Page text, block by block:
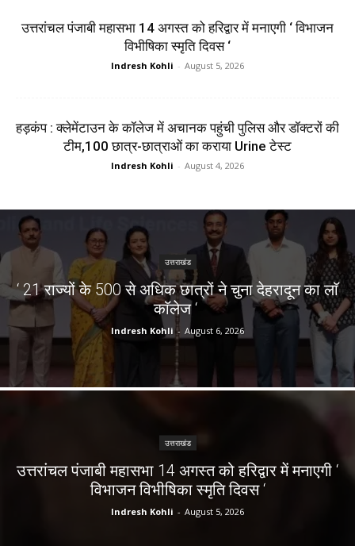
उत्तरांचल पंजाबी महासभा 14 अगस्त को हरिद्वार में मनाएगी ‘ विभाजन
विभीषिका स्मृति दिवस ‘
Indresh Kohli - August 5, 2026
हड़कंप : क्लेमेंटाउन के कॉलेज में अचानक पहुंची पुलिस और डॉक्टरों की
टीम,100 छात्र-छात्राओं का कराया Urine टेस्ट
Indresh Kohli - August 4, 2026
उत्तराखंड
‘ 21 राज्यों के 500 से अधिक छात्रों ने चुना देहरादून का लाॅ
काॅलेज ‘
Indresh Kohli - August 6, 2026
उत्तराखंड
उत्तरांचल पंजाबी महासभा 14 अगस्त को हरिद्वार में मनाएगी ‘
विभाजन विभीषिका स्मृति दिवस ‘
Indresh Kohli - August 5, 2026